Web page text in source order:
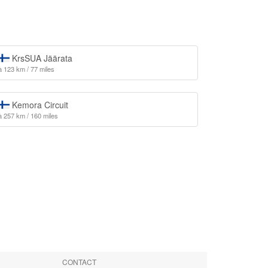
KrsSUA Jäärata
123 km / 77 miles
Kemora Circuit
257 km / 160 miles
CONTACT